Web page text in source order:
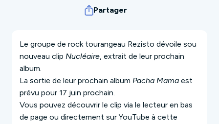
Partager
Le groupe de rock tourangeau Rezisto dévoile sou
nouveau clip Nucléaire, extrait de leur prochain
album.
La sortie de leur prochain album Pacha Mama est
prévu pour 17 juin prochain.
Vous pouvez découvrir le clip via le lecteur en bas
de page ou directement sur YouTube à cette